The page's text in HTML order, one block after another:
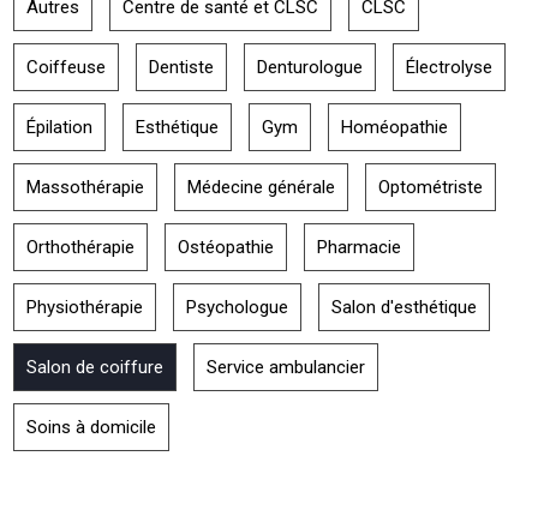
Autres Centre de santé et CLSC CLSC
Coiffeuse Dentiste Denturologue Électrolyse
Épilation Esthétique Gym Homéopathie
Massothérapie Médecine générale Optométriste
Orthothérapie Ostéopathie Pharmacie
Physiothérapie Psychologue Salon d'esthétique
Salon de coiffure Service ambulancier
Soins à domicile